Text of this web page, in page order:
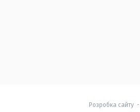
Розробка сайту-